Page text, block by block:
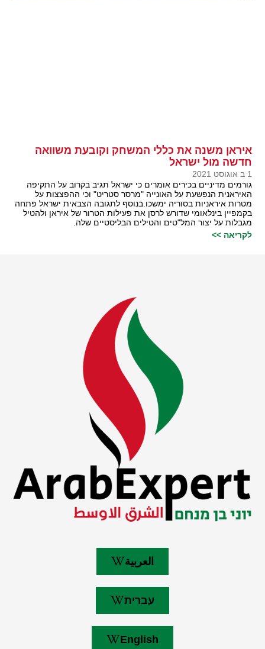
איראן משנה את כללי המשחק וקובעת משוואה
חדשה מול ישראל
1 ב אוגוסט 2021
גורמים מדיניים בכירים אומרים כי ישראל תגיב בקרוב על התקיפה
האיראנית הנפשעת על האונייה "מרסר סטריט" וכי ההפצצות על
מטרות איראניות בסוריה ימשכו.בנוסף לתגובה הצבאית ישראל פתחה
בקמפיין בינלאומי שדורש לרסן את פעילות הטרור של איראן ולהטיל
מגבלות על יצור המל"טים והטילים הבליסטיים שלה.
לקריאה >>
العربية
עברית
English